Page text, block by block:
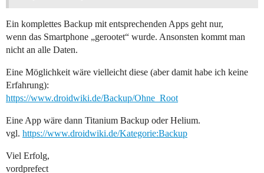
Ein komplettes Backup mit entsprechenden Apps geht nur,
wenn das Smartphone „gerootet“ wurde. Ansonsten kommt man
nicht an alle Daten.
Eine Möglichkeit wäre vielleicht diese (aber damit habe ich keine
Erfahrung):
https://www.droidwiki.de/Backup/Ohne_Root
Eine App wäre dann Titanium Backup oder Helium.
vgl. https://www.droidwiki.de/Kategorie:Backup
Viel Erfolg,
vordprefect